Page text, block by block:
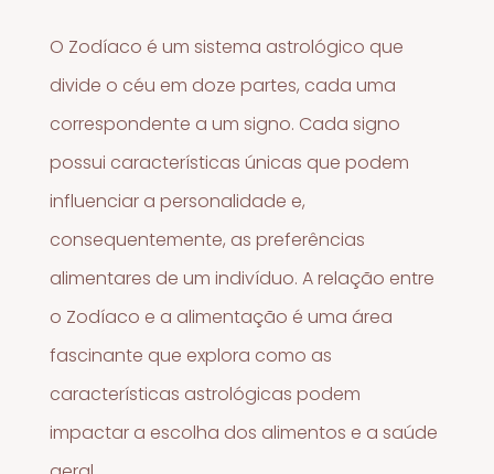
O Zodíaco é um sistema astrológico que
divide o céu em doze partes, cada uma
correspondente a um signo. Cada signo
possui características únicas que podem
influenciar a personalidade e,
consequentemente, as preferências
alimentares de um indivíduo. A relação entre
o Zodíaco e a alimentação é uma área
fascinante que explora como as
características astrológicas podem
impactar a escolha dos alimentos e a saúde